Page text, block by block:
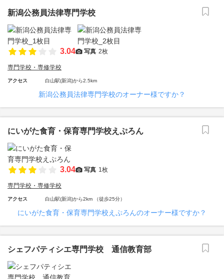
新潟公務員法律専門学校
3.04 写真 2枚
専門学校・専修学校
アクセス 白山駅(新潟)から2.5km
新潟公務員法律専門学校のオーナー様ですか？
にいがた食育・保育専門学校えぷろん
3.04 写真 1枚
専門学校・専修学校
アクセス 白山駅(新潟)から2km （徒歩25分）
にいがた食育・保育専門学校えぷろんのオーナー様ですか？
シェフパティシエ専門学校 通信教育部